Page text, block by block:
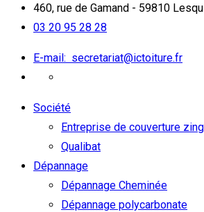
460, rue de Gamand - 59810
03 20 95 28 28
E-mail: secretariat@ictoiture.fr
Société
Entreprise de couverture
Qualibat
Dépannage
Dépannage Cheminée
Dépannage polycarbonate